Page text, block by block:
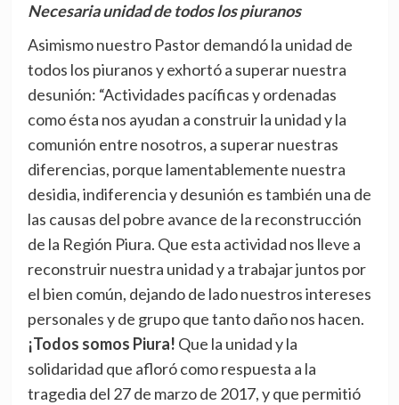
Necesaria unidad de todos los piuranos
Asimismo nuestro Pastor demandó la unidad de
todos los piuranos y exhortó a superar nuestra
desunión: “Actividades pacíficas y ordenadas
como ésta nos ayudan a construir la unidad y la
comunión entre nosotros, a superar nuestras
diferencias, porque lamentablemente nuestra
desidia, indiferencia y desunión es también una de
las causas del pobre avance de la reconstrucción
de la Región Piura. Que esta actividad nos lleve a
reconstruir nuestra unidad y a trabajar juntos por
el bien común, dejando de lado nuestros intereses
personales y de grupo que tanto daño nos hacen.
¡Todos somos Piura! Que la unidad y la
solidaridad que afloró como respuesta a la
tragedia del 27 de marzo de 2017, y que permitió